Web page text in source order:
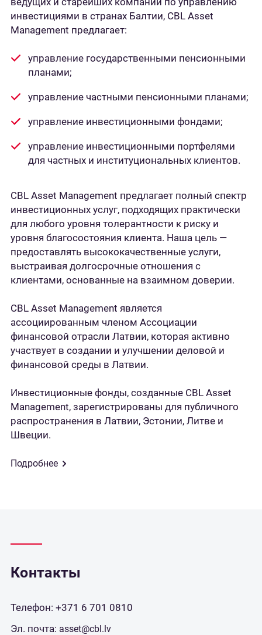
инвестициями в странах Балтии, CBL Asset
Management предлагает:
управление государственными пенсионными
планами;
управление частными пенсионными планами;
управление инвестиционными фондами;
управление инвестиционными портфелями
для частных и институциональных клиентов.
CBL ​​Asset Management предлагает полный спектр
инвестиционных услуг, подходящих практически
для любого уровня толерантности к риску и
уровня благосостояния клиента. Наша цель —
предоставлять высококачественные услуги,
выстраивая долгосрочные отношения с
клиентами, основанные на взаимном доверии.
CBL ​​Asset Management является
ассоциированным членом Ассоциации
финансовой отрасли Латвии, которая активно
участвует в создании и улучшении деловой и
финансовой среды в Латвии.
Инвестиционные фонды, созданные CBL Asset
Management, зарегистрированы для публичного
распространения в Латвии, Эстонии, Литве и
Швеции.
Подробнее
Контакты
Телефон: +371 6 701 0810
Эл. почта: asset@cbl.lv